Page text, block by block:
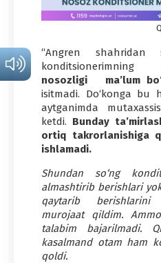
“Angren
konditsionerimning
nosozligi ma’lum
isitmadi. Do‘konga bu
aytganimda
ketdi. Bunday
ortiq takrorlanishiga
ishlamadi.
Shundan so‘ng
almashtirib berishlari
qaytarib berishlarini
murojaat qildim.
talabim bajarilmadi.
kasalmand otam ham
qoldi.